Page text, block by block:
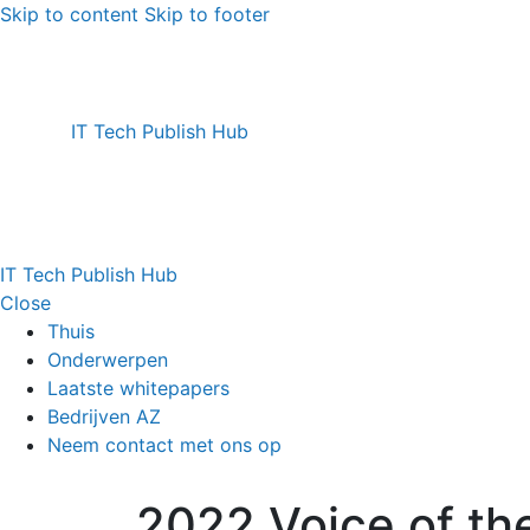
Skip to content Skip to footer
IT Tech Publish Hub
IT Tech Publish Hub
Close
Thuis
Onderwerpen
Laatste whitepapers
Bedrijven AZ
Neem contact met ons op